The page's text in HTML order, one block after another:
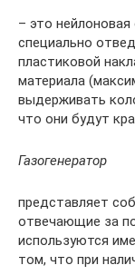
– это нейлоновая
специально
пластиковой
материала
выдерживать
что они будут
Газогенератор
представляет
отвечающие за
используются
том, что при